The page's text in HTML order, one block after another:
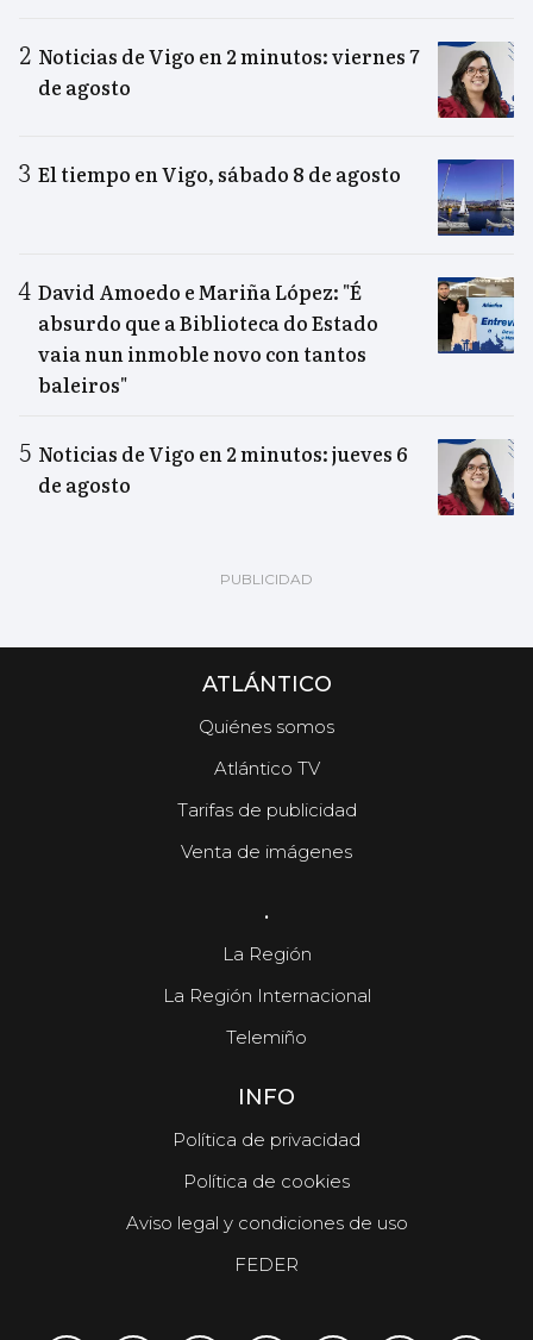
Noticias de Vigo en 2 minutos: viernes 7
de agosto
El tiempo en Vigo, sábado 8 de agosto
David Amoedo e Mariña López: "É
absurdo que a Biblioteca do Estado
vaia nun inmoble novo con tantos
baleiros"
Noticias de Vigo en 2 minutos: jueves 6
de agosto
ATLÁNTICO
Quiénes somos
Atlántico TV
Tarifas de publicidad
Venta de imágenes
.
La Región
La Región Internacional
Telemiño
INFO
Política de privacidad
Política de cookies
Aviso legal y condiciones de uso
FEDER